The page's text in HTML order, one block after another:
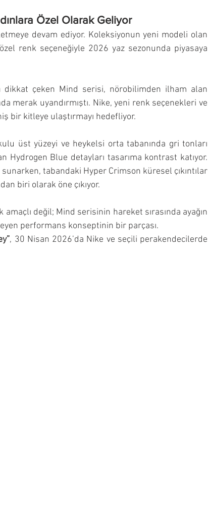
Özel Olarak Geliyor
devam ediyor. Koleksiyonun yeni modeli olan
renk seçeneğiyle 2026 yaz sezonunda piyasaya
dikkat çeken Mind serisi, nörobilimden ilham alan
merak uyandırmıştı. Nike, yeni renk seçenekleri ve
bir kitleye ulaştırmayı hedefliyor.
üst yüzeyi ve heykelsi orta tabanında gri tonları
Hydrogen Blue detayları tasarıma kontrast katıyor.
tabandaki Hyper Crimson küresel çıkıntılar
biri olarak öne çıkıyor.
değil; Mind serisinin hareket sırasında ayağın
performans konseptinin bir parçası.